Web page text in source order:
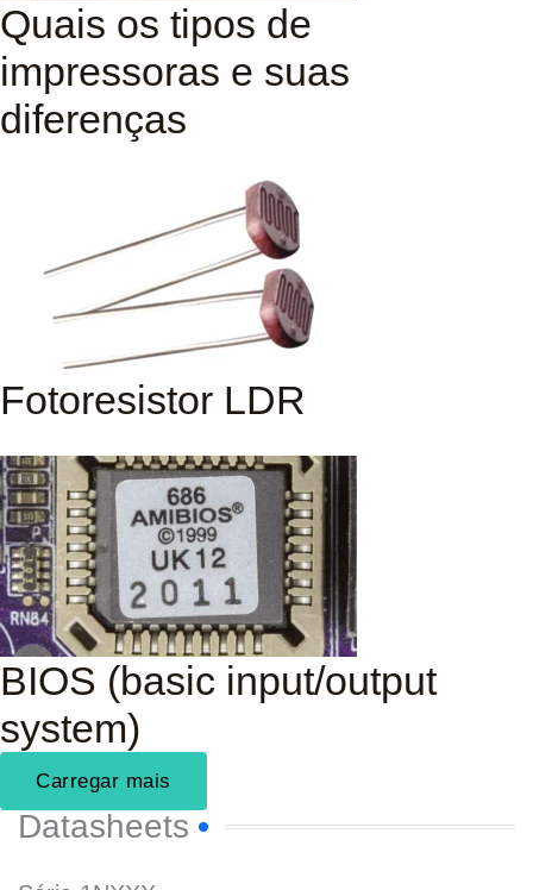
Quais os tipos de
impressoras e suas
diferenças
Fotoresistor LDR
BIOS (basic input/output
system)
Carregar mais
Datasheets